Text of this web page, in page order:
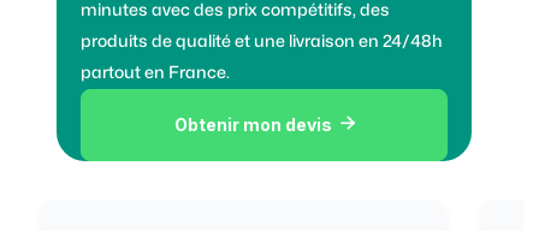
minutes avec des prix compétitifs, des
produits de qualité et une livraison en 24/48h
partout en France.
Obtenir mon devis 